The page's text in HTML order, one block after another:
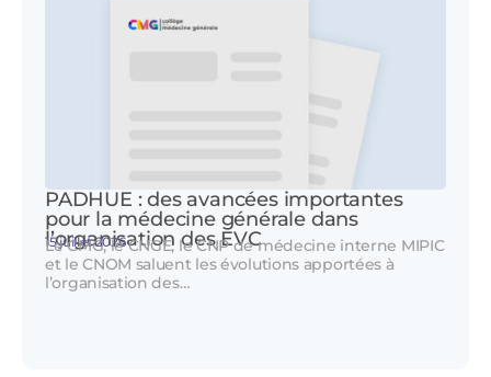
PADHUE : des avancées importantes
pour la médecine générale dans
l’organisation des EVC
15 juillet 2026
Le CMG, le CNGE, le CNP de médecine interne MIPIC
et le CNOM saluent les évolutions apportées à
l’organisation des…